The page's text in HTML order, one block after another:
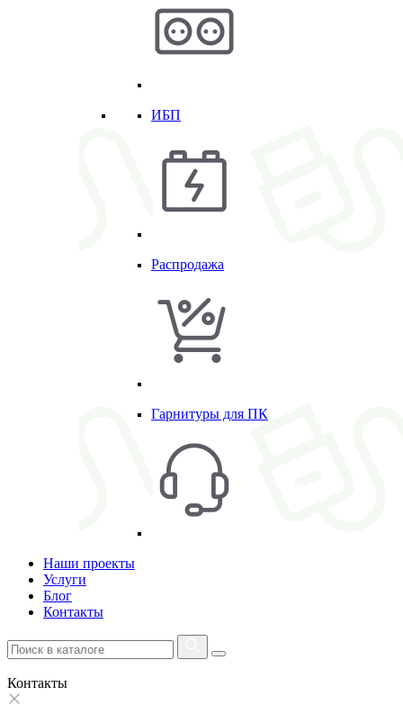
ИБП
Распродажа
Гарнитуры для ПК
Наши проекты
Услуги
Блог
Контакты
Контакты